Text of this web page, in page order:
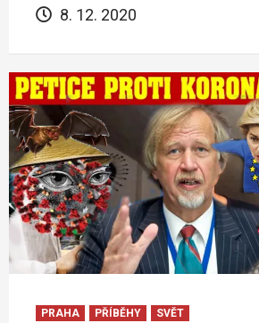
8. 12. 2020
PRAHA PŘÍBĚHY SVĚT